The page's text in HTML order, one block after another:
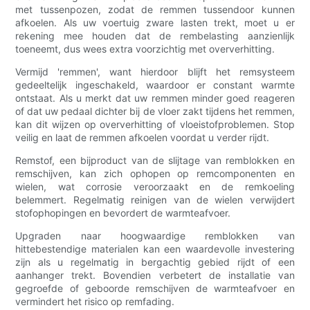
met tussenpozen, zodat de remmen tussendoor kunnen
afkoelen. Als uw voertuig zware lasten trekt, moet u er
rekening mee houden dat de rembelasting aanzienlijk
toeneemt, dus wees extra voorzichtig met oververhitting.
Vermijd 'remmen', want hierdoor blijft het remsysteem
gedeeltelijk ingeschakeld, waardoor er constant warmte
ontstaat. Als u merkt dat uw remmen minder goed reageren
of dat uw pedaal dichter bij de vloer zakt tijdens het remmen,
kan dit wijzen op oververhitting of vloeistofproblemen. Stop
veilig en laat de remmen afkoelen voordat u verder rijdt.
Remstof, een bijproduct van de slijtage van remblokken en
remschijven, kan zich ophopen op remcomponenten en
wielen, wat corrosie veroorzaakt en de remkoeling
belemmert. Regelmatig reinigen van de wielen verwijdert
stofophopingen en bevordert de warmteafvoer.
Upgraden naar hoogwaardige remblokken van
hittebestendige materialen kan een waardevolle investering
zijn als u regelmatig in bergachtig gebied rijdt of een
aanhanger trekt. Bovendien verbetert de installatie van
gegroefde of geboorde remschijven de warmteafvoer en
vermindert het risico op remfading.